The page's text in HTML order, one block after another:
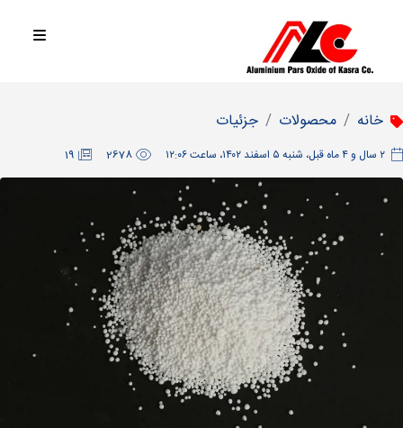
خانه محصولات جزئیات
2678
19